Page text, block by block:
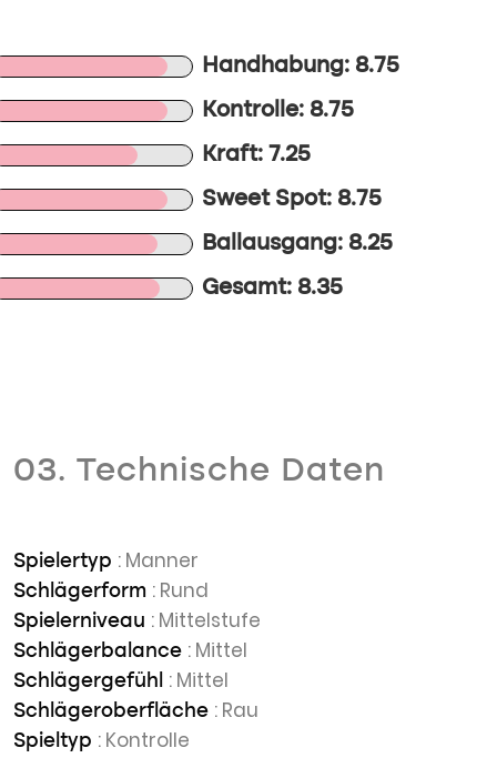
Handhabung: 8.75
Kontrolle: 8.75
Kraft: 7.25
Sweet Spot: 8.75
Ballausgang: 8.25
Gesamt: 8.35
03. Technische Daten
Spielertyp : Manner
Schlägerform : Rund
Spielerniveau : Mittelstufe
Schlägerbalance : Mittel
Schlägergefühl : Mittel
Schlägeroberfläche : Rau
Spieltyp : Kontrolle